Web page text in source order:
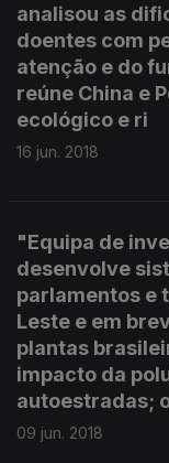
analisou as
doentes com
atenção e do
reúne China e
ecológico e ri
16 jun. 2018
"Equipa de
desenvolve
parlamentos e
Leste e em
plantas
impacto da
autoestradas;
09 jun. 2018